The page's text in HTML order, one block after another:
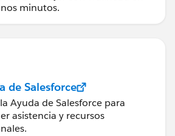
minutos.
de Salesforce
Ayuda de Salesforce para
asistencia y recursos